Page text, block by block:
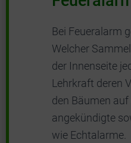
Bei Feueralarm
Welcher
der Innenseite
Lehrkraft deren
den Bäumen
angekündigte
wie Echtalarme.